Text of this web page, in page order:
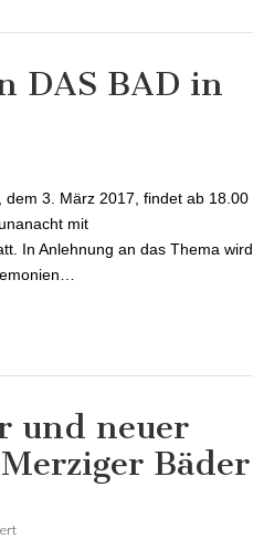
DAS BAD in
3. März 2017, findet ab 18.00
mit
In Anlehnung an das Thema wird
und neuer
Bäder